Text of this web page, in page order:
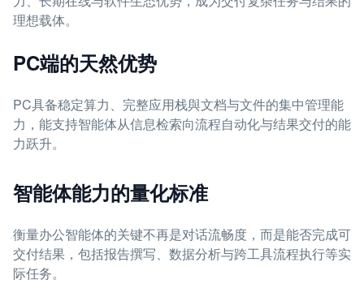
理想载体。
PC端的天然优势
PC具备稳定算力、完整应用栈與文档与文件的集中管理能
力，能支持智能体从信息检索向流程自动化与结果交付的能
力跃升。
智能体能力的量化标准
衡量办公智能体的关键不再是对话流畅度，而是能否完成可
交付结果，包括报告撰写、数据分析与跨工具流程执行等实
际任务。